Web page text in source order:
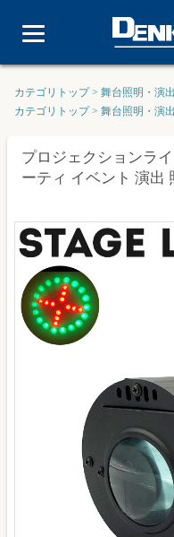
カテゴリトップ > 舞台照明・演出
カテゴリトップ > 舞台照明・演出
プロジェクションラ
ーティ イベント 演出